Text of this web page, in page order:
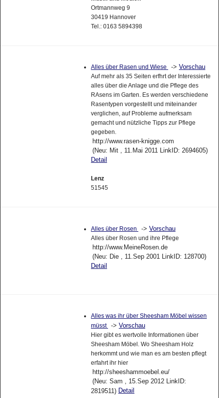
Ortmannweg 9
30419 Hannover
Tel.: 0163 5894398
Alles über Rasen und Wiese -> Vorschau
Auf mehr als 35 Seiten erfhrt der Interessierte
alles über die Anlage und die Pflege des
RAsens im Garten. Es werden verschiedene
Rasentypen vorgestellt und miteinander
verglichen, auf Probleme aufmerksam
gemacht und nützliche Tipps zur Pflege
gegeben.
http://www.rasen-knigge.com
(Neu: Mit , 11.Mai 2011 LinkID: 2694605)
Detail
Lenz
51545
Alles über Rosen -> Vorschau
Alles über Rosen und ihre Pflege
http://www.MeineRosen.de
(Neu: Die , 11.Sep 2001 LinkID: 128700)
Detail
Alles was ihr über Sheesham Möbel wissen
müsst -> Vorschau
Hier gibt es wertvolle Informationen über
Sheesham Möbel. Wo Sheesham Holz
herkommt und wie man es am besten pflegt
erfahrt ihr hier
http://sheeshammoebel.eu/
(Neu: Sam , 15.Sep 2012 LinkID:
2819511) Detail